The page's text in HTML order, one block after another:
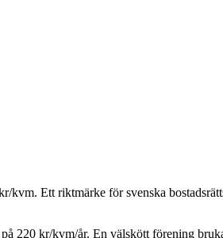
kvm. Ett riktmärke för svenska
220 kr/kvm/år. En välskött förening